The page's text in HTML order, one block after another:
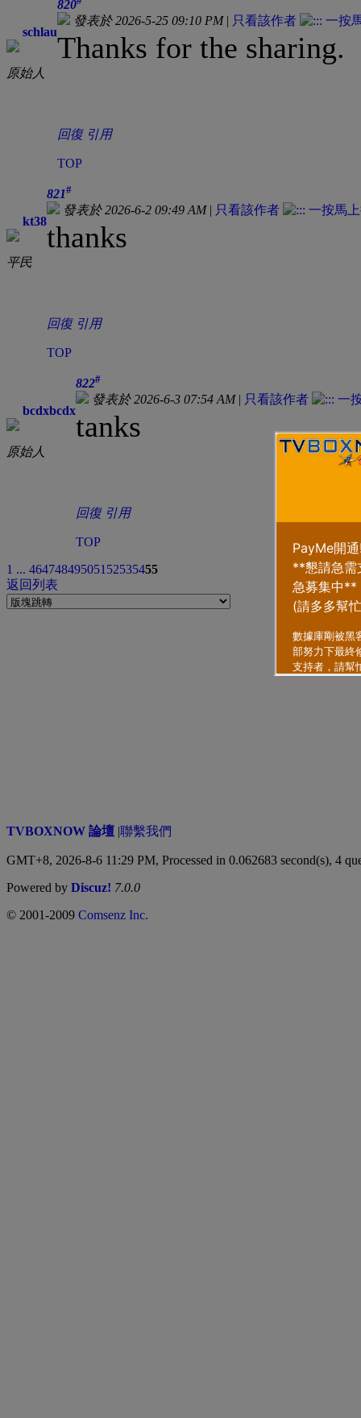
schlau
原始人
820
發表於 2026-5-25 09:10 PM| 只看該作者
Thanks for the sharing.
回復 引用
TOP
kt38
平民
821#
發表於 2026-6-2 09:49 AM| 只看該作者
thanks
回復 引用
TOP
bcdxbcdx
原始人
822#
發表於 2026-6-3 07:54 AM| 只看該作者
tanks
回復 引用
TOP
1 ... 464748495051 52535455
返回列表
TVBOXNOW 論壇 |聯繫我們
GMT+8, 2026-8-6 11:29 PM, Processed in 0.062683 second(s), 4
Powered by Discuz! 7.0.0
© 2001-2009 Comsenz Inc.